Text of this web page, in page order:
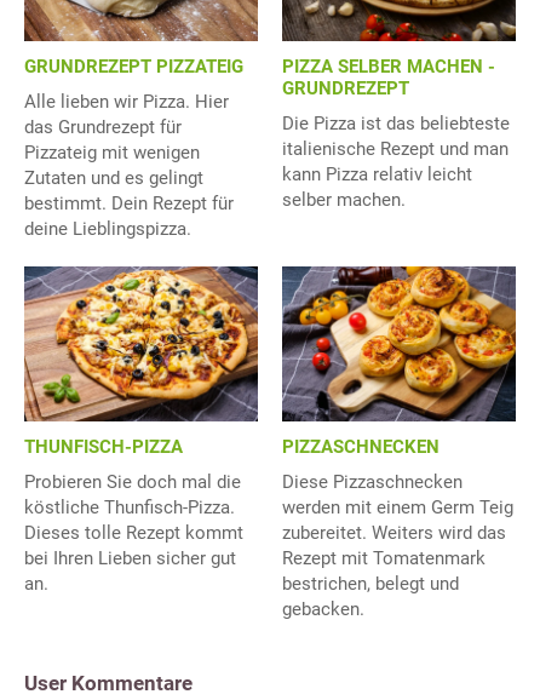
GRUNDREZEPT PIZZATEIG
Alle lieben wir Pizza. Hier
das Grundrezept für
Pizzateig mit wenigen
Zutaten und es gelingt
bestimmt. Dein Rezept für
deine Lieblingspizza.
PIZZA SELBER MACHEN -
GRUNDREZEPT
Die Pizza ist das beliebteste
italienische Rezept und man
kann Pizza relativ leicht
selber machen.
THUNFISCH-PIZZA
Probieren Sie doch mal die
köstliche Thunfisch-Pizza.
Dieses tolle Rezept kommt
bei Ihren Lieben sicher gut
an.
PIZZASCHNECKEN
Diese Pizzaschnecken
werden mit einem Germ Teig
zubereitet. Weiters wird das
Rezept mit Tomatenmark
bestrichen, belegt und
gebacken.
User Kommentare